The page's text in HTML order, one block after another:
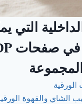
التي
الورقية
الشاي والقهوة